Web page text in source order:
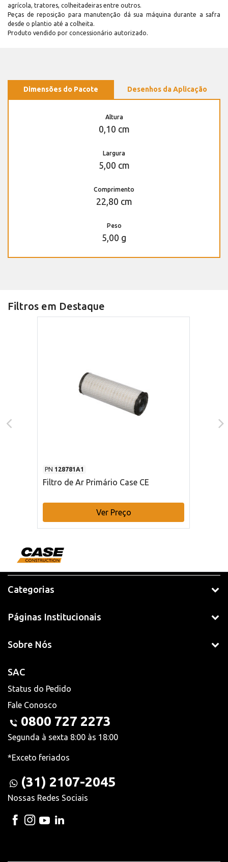
agrícola, tratores, colheitadeiras entre outros.
Peças de reposição para manutenção dá sua máquina durante a safra
desde o plantio até a colheita.
Produto vendido por concessionário autorizado.
Dimensões do Pacote Desenhos da Aplicação
Altura
0,10 cm
Largura
5,00 cm
Comprimento
22,80 cm
Peso
5,00 g
Filtros em Destaque
PN 128781A1
Filtro de Ar Primário Case CE
Ver Preço
Categorias
Páginas Institucionais
Sobre Nós
SAC
Status do Pedido
Fale Conosco
0800 727 2273
Segunda à sexta 8:00 às 18:00
*Exceto feriados
(31) 2107-2045
Nossas Redes Sociais